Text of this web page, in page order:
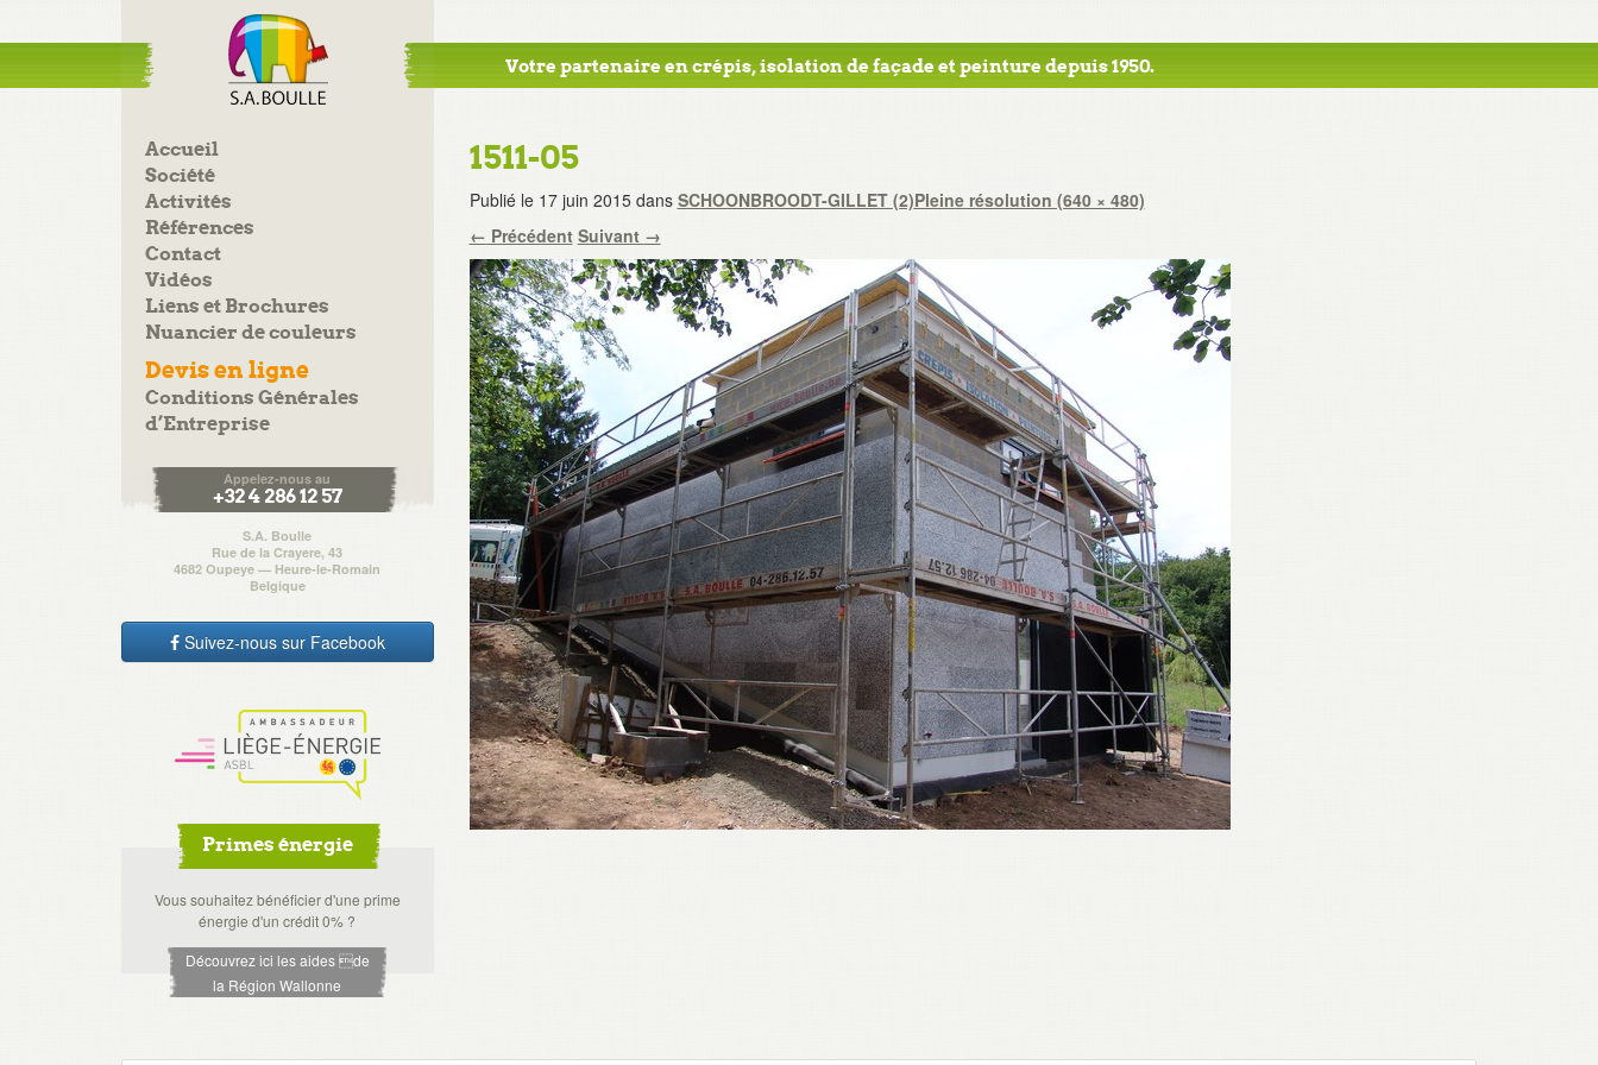
Votre partenaire en crépis, isolation de façade et peinture depuis 1950.
Accueil
Société
Activités
Références
Contact
Vidéos
Liens et Brochures
Nuancier de couleurs
Devis en ligne
Conditions Générales
d’Entreprise
Appelez-nous au
+32 4 286 12 57
S.A. Boulle
Rue de la Crayere, 43
4682 Oupeye — Heure-le-Romain
Belgique
Suivez-nous sur Facebook
Primes énergie
Vous souhaitez bénéficier d'une prime
énergie d'un crédit 0% ?
Découvrez ici les aides de
la Région Wallonne
1511-05
Publié le 17 juin 2015dans SCHOONBROODT-GILLET (2)Pleine résolution (640 × 480)
← Précédent Suivant →